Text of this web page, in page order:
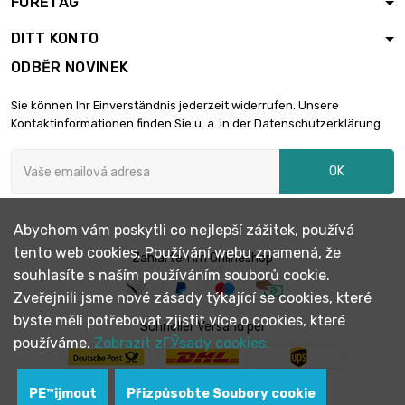
DITT KONTO
ODBĚR NOVINEK
Sie können Ihr Einverständnis jederzeit widerrufen. Unsere
Kontaktinformationen finden Sie u. a. in der Datenschutzerklärung.
OK
Zahlarten im Onlineshop
Schneller Versand per
Abychom vám poskytli co nejlepší zážitek, používá
tento web cookies. Používání webu znamená, že
souhlasíte s naším používáním souborů cookie.
Zveřejnili jsme nové zásady týkající se cookies, které
byste měli potřebovat zjistit více o cookies, které
používáme. Zobrazit zГЎsady cookies.
PЕ™ijmout Přizpůsobte Soubory cookie